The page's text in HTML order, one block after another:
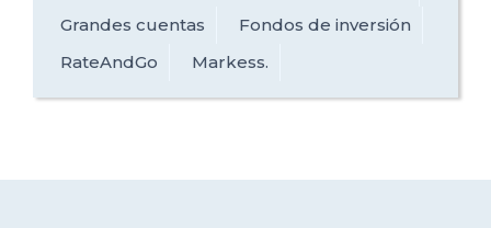
Grandes cuentas
Fondos de inversión
RateAndGo
Markess.